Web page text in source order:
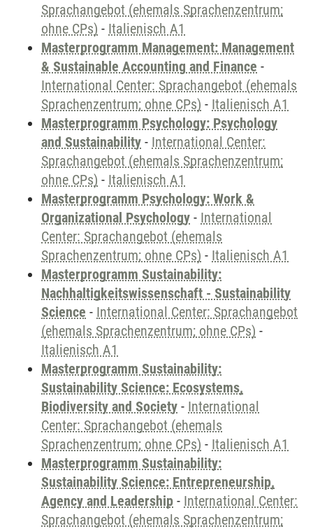
Sprachangebot (ehemals Sprachenzentrum;
ohne CPs) - Italienisch A1
Masterprogramm Management: Management
& Sustainable Accounting and Finance -
International Center: Sprachangebot (ehemals
Sprachenzentrum; ohne CPs) - Italienisch A1
Masterprogramm Psychology: Psychology
and Sustainability - International Center:
Sprachangebot (ehemals Sprachenzentrum;
ohne CPs) - Italienisch A1
Masterprogramm Psychology: Work &
Organizational Psychology - International
Center: Sprachangebot (ehemals
Sprachenzentrum; ohne CPs) - Italienisch A1
Masterprogramm Sustainability:
Nachhaltigkeitswissenschaft - Sustainability
Science - International Center: Sprachangebot
(ehemals Sprachenzentrum; ohne CPs) -
Italienisch A1
Masterprogramm Sustainability:
Sustainability Science: Ecosystems,
Biodiversity and Society - International
Center: Sprachangebot (ehemals
Sprachenzentrum; ohne CPs) - Italienisch A1
Masterprogramm Sustainability:
Sustainability Science: Entrepreneurship,
Agency and Leadership - International Center:
Sprachangebot (ehemals Sprachenzentrum;